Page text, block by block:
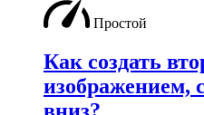
Простой
Как создать
изображением,